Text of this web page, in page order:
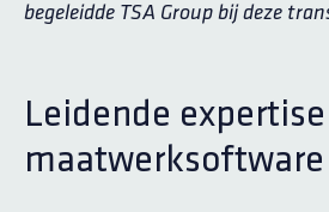
begeleidde TSA Group bij deze
Leidende
maatwerksoftware